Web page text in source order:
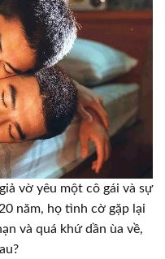
vờ yêu một cô gái và sự
năm, họ tình cờ gặp lại
và quá khứ dần ùa về,